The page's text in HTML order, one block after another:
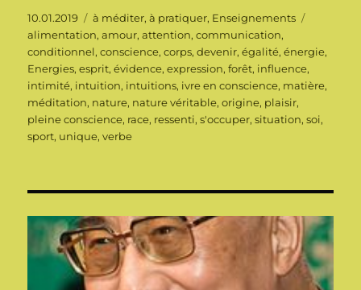
Publié
le
10.01.2019 Catégories
à méditer, à pratiquer, Enseignements
alimentation,amour,attention,communication,
conditionnel,conscience,corps,devenir,égalité,énergie,
Energies,esprit,évidence,expression,forêt, influence,
intimité, intuition, intuitions, ivre en conscience, matière,
méditation, nature, nature véritable,origine, plaisir,
pleine conscience, race, ressenti,s'occuper,situation,soi,
sport, unique,verbe